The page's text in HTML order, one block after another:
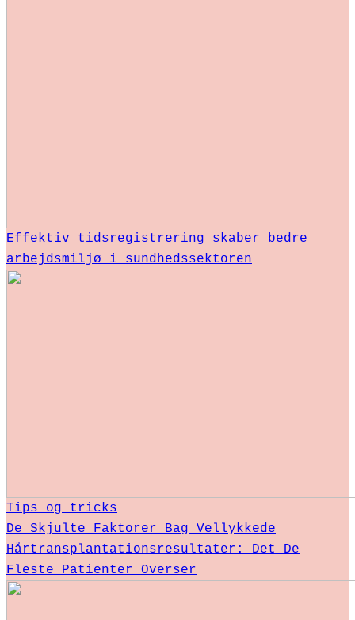
Effektiv tidsregistrering skaber bedre
arbejdsmiljø i sundhedssektoren
Tips og tricks
De Skjulte Faktorer Bag Vellykkede
Hårtransplantationsresultater: Det De
Fleste Patienter Overser